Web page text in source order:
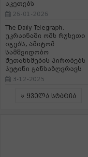
აკეთებს
26-01-2026
The Daily Telegraph:
უკრაინაში ომს რუსეთი
იგებს, ამიტომ
სამშვიდობო
შეთანხმების პირობებს
პუტინი განსაზღვრავს
3-12-2025
ყველა სტატია